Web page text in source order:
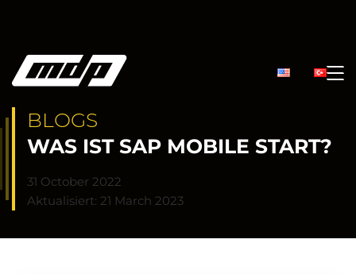
BLOGS
WAS IST SAP MOBILE START?
31 October 2022
Aktualisiert: 21 March 2023